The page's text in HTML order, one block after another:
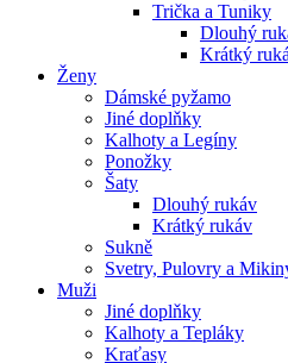
Trička a Tuniky
Dlouhý
Krátký
Ženy
Dámské pyžamo
Jiné doplňky
Kalhoty a Legíny
Ponožky
Šaty
Dlouhý rukáv
Krátký rukáv
Sukně
Svetry, Pulovry a
Muži
Jiné doplňky
Kalhoty a Tepláky
Kraťasy